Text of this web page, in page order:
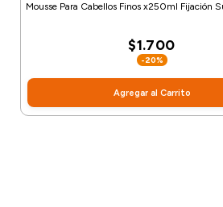
Mousse Para Cabellos Finos x250ml Fijación
$1.700
-20%
Agregar al Carrito